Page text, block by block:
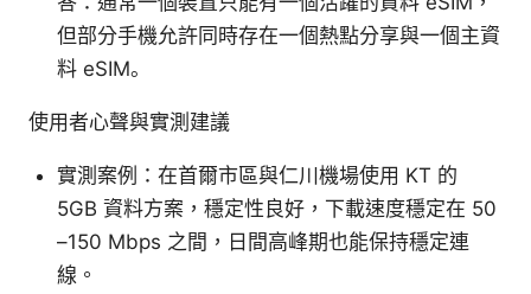
但部分手機允許同時存在一個熱點分享與一個主資
料 eSIM。
使用者心聲與實測建議
實測案例：在首爾市區與仁川機場使用 KT 的
5GB 資料方案，穩定性良好，下載速度穩定在 50
–150 Mbps 之間，日間高峰期也能保持穩定連
線。